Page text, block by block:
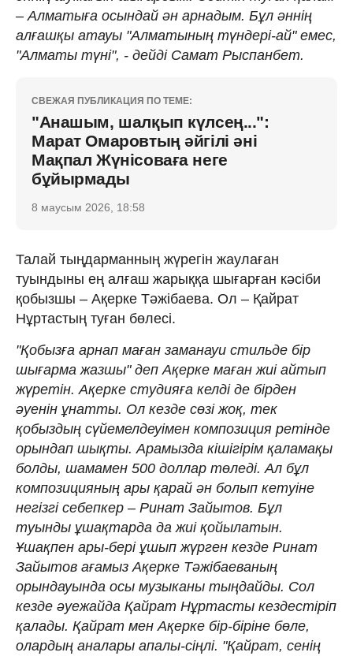
– Алматыға осындай ән арнадым. Бұл әннің
алғашқы атауы "Алматының түндері-ай" емес,
"Алматы түні", - дейді Самат Рыспанбет.
СВЕЖАЯ ПУБЛИКАЦИЯ ПО ТЕМЕ:
"Анашым, шалқып күлсең...":
Марат Омаровтың әйгілі әні
Мақпал Жүнісоваға неге
бұйырмады
8 маусым 2026, 18:58
Талай тыңдарманның жүрегін жаулаған
туындыны ең алғаш жарыққа шығарған кәсіби
қобызшы – Ақерке Тәжібаева. Ол – Қайрат
Нұртастың туған бөлесі.
"Қобызға арнап маған заманауи стильде бір
шығарма жазшы" деп Ақерке маған жиі айтып
жүретін. Ақерке студияға келді де бірден
әуенін ұнатты. Ол кезде сөзі жоқ, тек
қобыздың сүйемелдеуімен композиция ретінде
орындап шықты. Арамызда кішігірім қаламақы
болды, шамамен 500 доллар төледі. Ал бұл
композицияның ары қарай ән болып кетуіне
негізгі себепкер – Ринат Зайытов. Бұл
туынды ұшақтарда да жиі қойылатын.
Ұшақпен ары-бері ұшып жүрген кезде Ринат
Зайытов ағамыз Ақерке Тәжібаеваның
орындауында осы музыканы тыңдайды. Сол
кезде әуежайда Қайрат Нұртасты кездестіріп
қалады. Қайрат мен Ақерке бір-біріне бөле,
олардың аналары апалы-сіңлі. "Қайрат, сенің